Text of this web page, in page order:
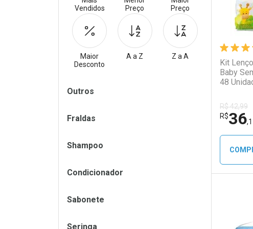
Kit
Baby
48
R$ 42,99
R$36
Vendidos
Preço
Preço
Maior
Desconto
A a Z Z a A
Filtros
Outros
Fraldas
Shampoo
Condicionador
Sabonete
Seringa